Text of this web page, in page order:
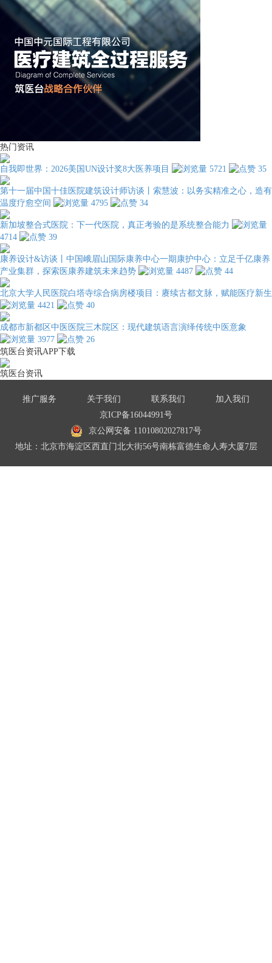
热门资讯
自我即世界：2026美国UN设计奖8大医养项目 5721 35
第十一届中国十佳医院建筑设计师访谈丨索慧波：以务实精准之心，造有
温度疗愈空间
4795 34
新加坡整合式医院：下一代医院，真正考验的是系统整合能力
4714
39
康养设计&访谈丨中国峨眉山国际康养中心一期康护中心：立足千亿康养
产业集群，探索医康养建筑未来趋势
4487 44
北京大学人民医院白塔寺综合病房楼项目：赓续古都文脉，赋能医疗新生
4421
40
成都市新都区中医医院三木院区：现代建筑语言演绎传统中医意象
3977
26
筑医台资讯APP下载
筑医台资讯
推广服务 关于我们 联系我们
加入我们
京ICP备16044991号
京公网安备 11010802027817号
地址：北京市海淀区西直门北大街56号南栋富德生命人寿大厦7层